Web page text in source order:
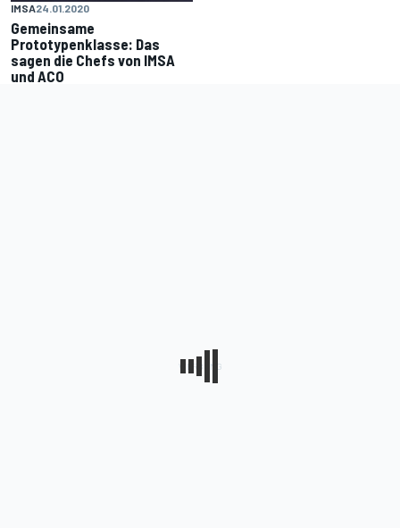
IMSA24.01.2020
Gemeinsame
Prototypenklasse: Das
sagen die Chefs von IMSA
und ACO